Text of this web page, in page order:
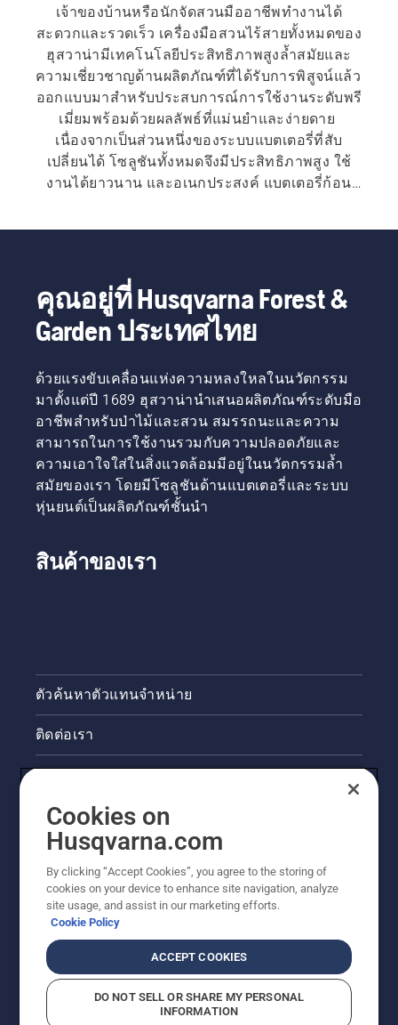
เจ้าของบ้านหรือนักจัดสวนมืออาชีพทำงานได้
สะดวกและรวดเร็ว เครื่องมือสวนไร้สายทั้งหมดของ
ฮุสวาน่ามีเทคโนโลยีประสิทธิภาพสูงล้ำสมัยและ
ความเชี่ยวชาญด้านผลิตภัณฑ์ที่ได้รับการพิสูจน์แล้ว
ออกแบบมาสำหรับประสบการณ์การใช้งานระดับพรี
เมี่ยมพร้อมด้วยผลลัพธ์ที่แม่นยำและง่ายดาย
เนื่องจากเป็นส่วนหนึ่งของระบบแบตเตอรี่ที่สับ
เปลี่ยนได้ โซลูชันทั้งหมดจึงมีประสิทธิภาพสูง ใช้
งานได้ยาวนาน และอเนกประสงค์ แบตเตอรี่ก้อน
คุณอยู่ที่ Husqvarna Forest &
Garden ประเทศไทย
ด้วยแรงขับเคลื่อนแห่งความหลงใหลในนวัตกรรม
มาตั้งแต่ปี 1689 ฮุสวาน่านำเสนอผลิตภัณฑ์ระดับมือ
อาชีพสำหรับป่าไม้และสวน สมรรถนะและความ
สามารถในการใช้งานรวมกับความปลอดภัยและ
ความเอาใจใส่ในสิ่งแวดล้อมมีอยู่ในนวัตกรรมล้ำ
สมัยของเรา โดยมีโซลูชันด้านแบตเตอรี่และระบบ
หุ่นยนต์เป็นผลิตภัณฑ์ชั้นนำ
สินค้าของเรา
ตัวค้นหาตัวแทนจำหน่าย
ติดต่อเรา
ข่าวสารและกิจกรรม
ข้อมูลผลิตภัณฑ์ทางกฎหมาย
ไซต์ฮุสวาน่าอื่นๆ
Cookies on
Husqvarna.com
By clicking “Accept Cookies”, you agree to the storing of
cookies on your device to enhance site navigation, analyze
site usage, and assist in our marketing efforts.
Cookie Policy
ACCEPT COOKIES
DO NOT SELL OR SHARE MY PERSONAL
INFORMATION